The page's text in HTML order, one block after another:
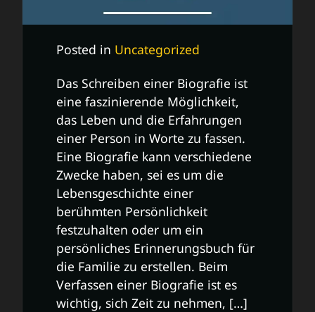
Posted in Uncategorized
Das Schreiben einer Biografie ist
eine faszinierende Möglichkeit,
das Leben und die Erfahrungen
einer Person in Worte zu fassen.
Eine Biografie kann verschiedene
Zwecke haben, sei es um die
Lebensgeschichte einer
berühmten Persönlichkeit
festzuhalten oder um ein
persönliches Erinnerungsbuch für
die Familie zu erstellen. Beim
Verfassen einer Biografie ist es
wichtig, sich Zeit zu nehmen, […]